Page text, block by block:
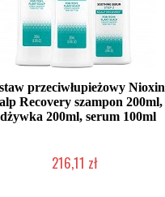
przeciwłupieżowy Nioxin
Recovery szampon 200ml,
200ml, serum 100ml
216,11 zł